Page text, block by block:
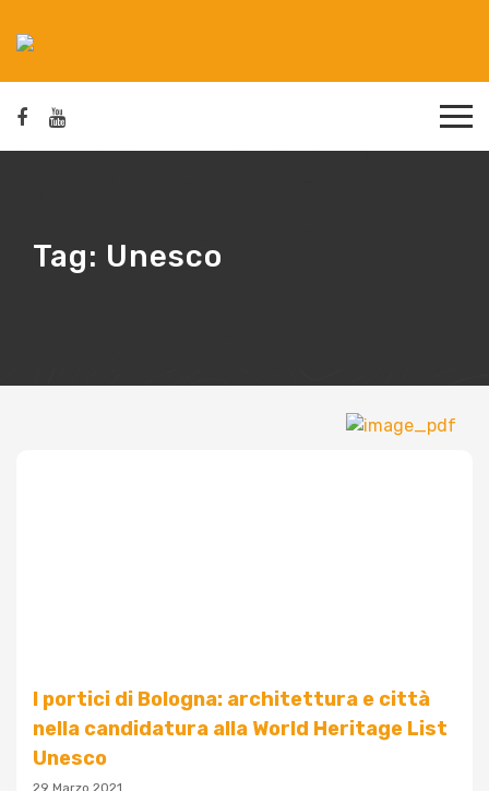
Tag: Unesco
I portici di Bologna: architettura e città
nella candidatura alla World Heritage List
Unesco
29 Marzo 2021